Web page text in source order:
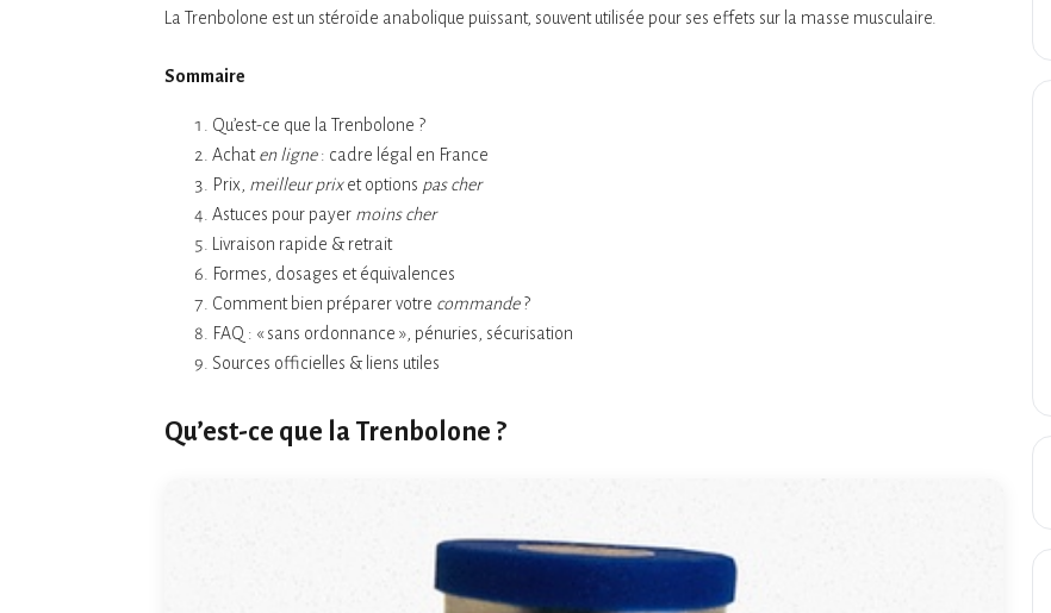
La Trenbolone est un stéroïde anabolique puissant, souvent utilisée pour ses effets sur la masse musculaire.
Sommaire
Qu’est-ce que la Trenbolone ?
Achaten ligne: cadre légal en France
Prix, meilleur prixet options pas cher
Astuces pour payer moins cher
Livraison rapide & retrait
Formes, dosages et équivalences
Comment bien préparer votre commande?
FAQ : « sans ordonnance », pénuries, sécurisation
Sources officielles & liens utiles
Qu’est-ce que la Trenbolone ?